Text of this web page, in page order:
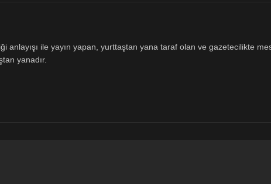
anlayışı ile yayın yapan, yurttaştan yana taraf olan ve gazetecilikte
yanadır.